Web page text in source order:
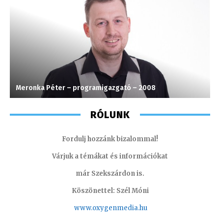
Meronka Péter – programigazgató – 2008
RÓLUNK
Fordulj hozzánk bizalommal!
Várjuk a témákat és információkat
már Szekszárdon is.
Köszönettel: Szél Móni
www.oxygenmedia.hu